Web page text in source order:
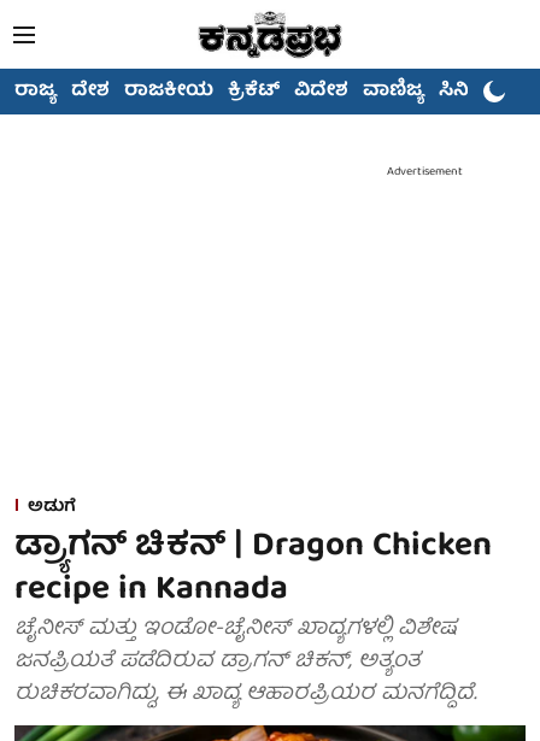
ರಾಜ್ಯ ದೇಶ ರಾಜಕೀಯ ಕ್ರಿಕೆಟ್ ವಿದೇಶ ವಾಣಿಜ್ಯ ಸಿನಿಮಾ
Advertisement
ಅಡುಗೆ
ಡ್ರ್ಯಾಗನ್ ಚಿಕನ್ | Dragon Chicken
recipe in Kannada
ಚೈನೀಸ್ ಮತ್ತು ಇಂಡೋ-ಚೈನೀಸ್ ಖಾದ್ಯಗಳಲ್ಲಿ ವಿಶೇಷ
ಜನಪ್ರಿಯತೆ ಪಡೆದಿರುವ ಡ್ರಾಗನ್ ಚಿಕನ್, ಅತ್ಯಂತ
ರುಚಿಕರವಾಗಿದ್ದು, ಈ ಖಾದ್ಯ ಆಹಾರಪ್ರಿಯರ ಮನಗೆದ್ದಿದೆ.